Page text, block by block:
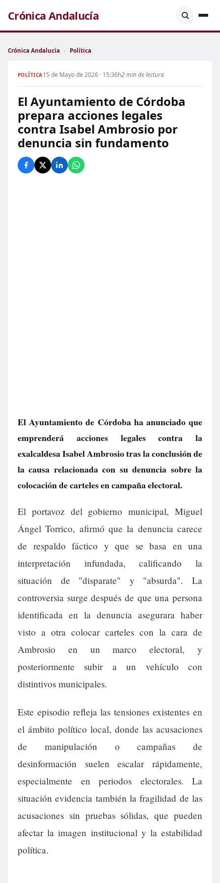
Crónica Andalucía
Crónica Andalucía › Política
POLÍTICA15 de Mayo de 2026 · 15:36h2 min de lectura
El Ayuntamiento de Córdoba
prepara acciones legales
contra Isabel Ambrosio por
denuncia sin fundamento
El Ayuntamiento de Córdoba ha anunciado que
emprenderá acciones legales contra la
exalcaldesa Isabel Ambrosio tras la conclusión de
la causa relacionada con su denuncia sobre la
colocación de carteles en campaña electoral.
El portavoz del gobierno municipal, Miguel
Ángel Torrico, afirmó que la denuncia carece
de respaldo fáctico y que se basa en una
interpretación infundada, calificando la
situación de "disparate" y "absurda". La
controversia surge después de que una persona
identificada en la denuncia asegurara haber
visto a otra colocar carteles con la cara de
Ambrosio en un marco electoral, y
posteriormente subir a un vehículo con
distintivos municipales.
Este episodio refleja las tensiones existentes en
el ámbito político local, donde las acusaciones
de manipulación o campañas de
desinformación suelen escalar rápidamente,
especialmente en periodos electorales. La
situación evidencia también la fragilidad de las
acusaciones sin pruebas sólidas, que pueden
afectar la imagen institucional y la estabilidad
política.